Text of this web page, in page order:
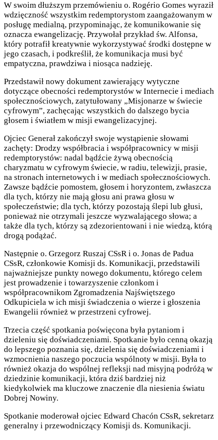
W swoim dłuższym przemówieniu o. Rogério Gomes wyraził
wdzięczność wszystkim redemptorystom zaangażowanym w
posługę medialną, przypominając, że komunikowanie się
oznacza ewangelizację. Przywołał przykład św. Alfonsa,
który potrafił kreatywnie wykorzystywać środki dostępne w
jego czasach, i podkreślił, że komunikacja musi być
empatyczna, prawdziwa i niosąca nadzieję.
Przedstawił nowy dokument zawierający wytyczne
dotyczące obecności redemptorystów w Internecie i mediach
społecznościowych, zatytułowany „Misjonarze w świecie
cyfrowym”, zachęcając wszystkich do dalszego bycia
głosem i światłem w misji ewangelizacyjnej.
Ojciec Generał zakończył swoje wystąpienie słowami
zachęty: Drodzy współbracia i współpracownicy w misji
redemptorystów: nadal bądźcie żywą obecnością
charyzmatu w cyfrowym świecie, w radiu, telewizji, prasie,
na stronach internetowych i w mediach społecznościowych.
Zawsze bądźcie pomostem, głosem i horyzontem, zwłaszcza
dla tych, którzy nie mają głosu ani prawa głosu w
społeczeństwie; dla tych, którzy pozostają ślepi lub głusi,
ponieważ nie otrzymali jeszcze wyzwalającego słowa; a
także dla tych, którzy są zdezorientowani i nie wiedzą, którą
drogą podążać.
Następnie o. Grzegorz Ruszaj CSsR i o. Jonas de Padua
CSsR, członkowie Komisji ds. Komunikacji, przedstawili
najważniejsze punkty nowego dokumentu, którego celem
jest prowadzenie i towarzyszenie członkom i
współpracownikom Zgromadzenia Najświętszego
Odkupiciela w ich misji świadczenia o wierze i głoszenia
Ewangelii również w przestrzeni cyfrowej.
Trzecia część spotkania poświęcona była pytaniom i
dzieleniu się doświadczeniami. Spotkanie było cenną okazją
do lepszego poznania się, dzielenia się doświadczeniami i
wzmocnienia naszego poczucia wspólnoty w misji. Była to
również okazja do wspólnej refleksji nad misyjną podróżą w
dziedzinie komunikacji, która dziś bardziej niż
kiedykolwiek ma kluczowe znaczenie dla niesienia światu
Dobrej Nowiny.
Spotkanie moderował ojciec Edward Chacón CSsR, sekretarz
generalny i przewodniczący Komisji ds. Komunikacji.